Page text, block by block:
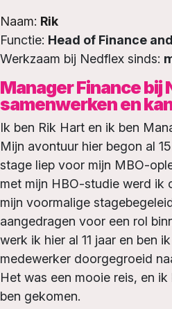
Naam: Rik
Functie: Head of Finance
Werkzaam bij Nedflex sinds:
Manager Finance bij
samenwerken en
Ik ben Rik Hart en ik ben
Mijn avontuur hier begon al
stage liep voor mijn MBO-
met mijn HBO-studie werd ik
mijn voormalige
aangedragen voor een rol
werk ik hier al 11 jaar en ben
medewerker doorgegroeid
Het was een mooie reis, en
ben gekomen.